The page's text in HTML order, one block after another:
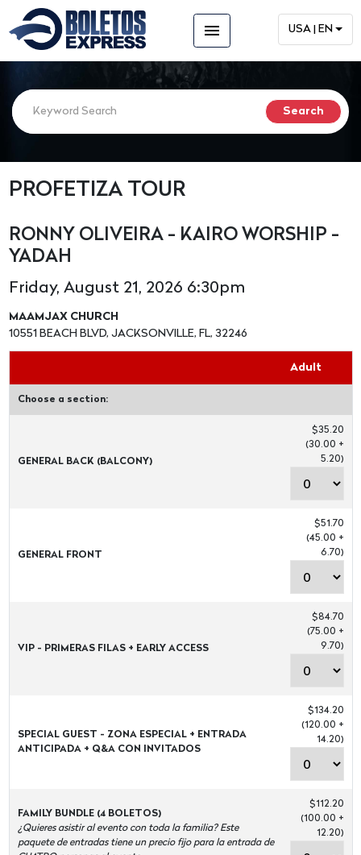
menu USA | EN
PROFETIZA TOUR
RONNY OLIVEIRA - KAIRO WORSHIP -
YADAH
Friday, August 21, 2026 6:30pm
MAAMJAX CHURCH
10551 BEACH BLVD, JACKSONVILLE, FL, 32246
Adult
Choose a section:
GENERAL BACK (BALCONY)
$35.20
(30.00 +
5.20)
GENERAL FRONT
$51.70
(45.00 +
6.70)
VIP - PRIMERAS FILAS + EARLY ACCESS
$84.70
(75.00 +
9.70)
SPECIAL GUEST - ZONA ESPECIAL + ENTRADA
ANTICIPADA + Q&A CON INVITADOS
$134.20
(120.00 +
14.20)
FAMILY BUNDLE (4 BOLETOS)
¿Quieres asistir al evento con toda la familia? Este
paquete de entradas tiene un precio fijo para la entrada de
$112.20
(100.00 +
12.20)